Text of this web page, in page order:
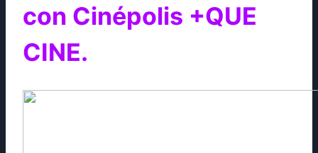
con Cinépolis +QUE
CINE.